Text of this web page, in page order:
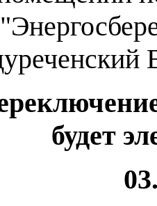
будет